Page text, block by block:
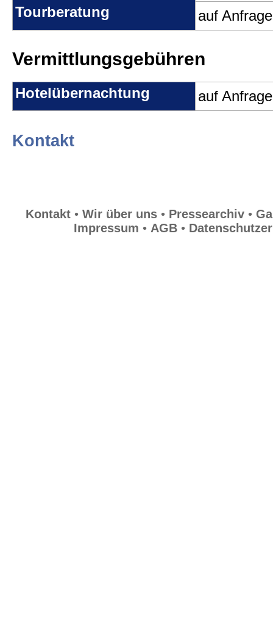
Impressum
AGB
Datenschutzerklärung
Tourberatung auf Anfrage
Vermittlungsgebühren
Hotelübernachtung auf Anfrage
Kontakt
Kontakt• Wir über uns• Pressearchiv•
Impressum • AGB •